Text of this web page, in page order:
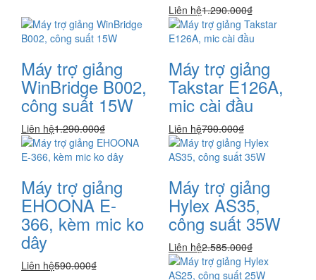
Liên hệ1.290.000₫
Máy trợ giảng
WinBridge B002,
công suất 15W
Liên hệ1.290.000₫
Máy trợ giảng
Takstar E126A,
mic cài đầu
Liên hệ790.000₫
Máy trợ giảng
EHOONA E-
366, kèm mic ko
dây
Liên hệ590.000₫
Máy trợ giảng
Hylex AS35,
công suất 35W
Liên hệ2.585.000₫